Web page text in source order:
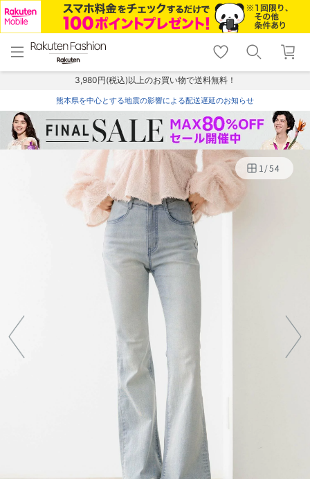
menu home
トップ
shopping_cart lock_outline
ログイン
3,980円(税込)以上のお買い物で送料無料！
熊本県を中心とする地震の影響による配送遅延のお知らせ
1/54